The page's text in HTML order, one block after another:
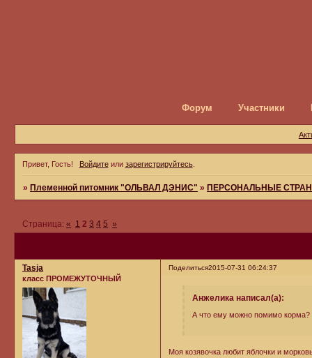
Форум Участники
Привет, Гость! Войдитеили зарегистрируйтесь.
» Племенной питомник "ОЛЬВАЛ ДЭНИС" » ПЕРСОНАЛЬНЫЕ
Страница:« 1 2 3 4 5 »
Поделиться2015-07-31 06:24:37
Tasja
класс ПРОМЕЖУТОЧНЫЙ
Анжелика написал(а):
А что ему можно помимо
Моя козявочка любит яблочки и